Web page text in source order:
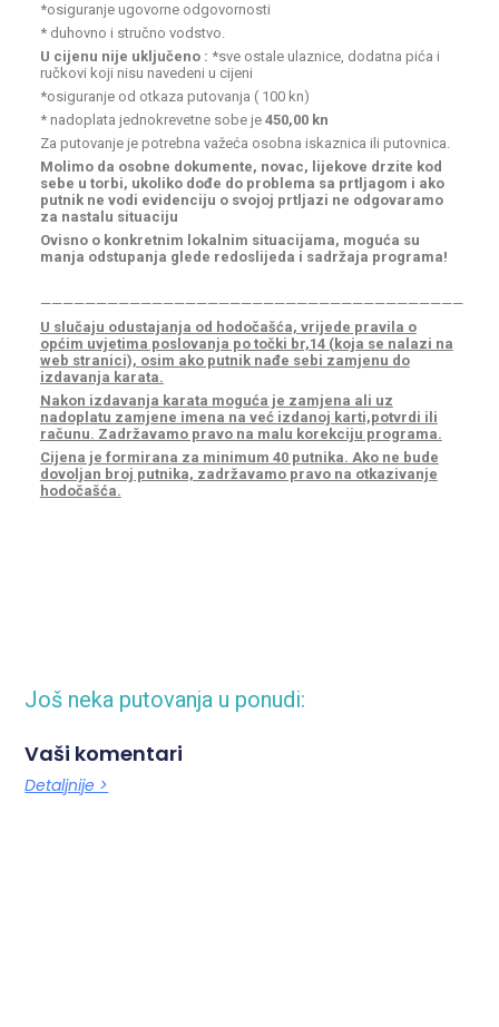
*osiguranje ugovorne odgovornosti
* duhovno i stručno vodstvo.
U cijenu nije uključeno : *sve ostale ulaznice, dodatna pića i
ručkovi koji nisu navedeni u cijeni
*osiguranje od otkaza putovanja ( 100 kn)
* nadoplata jednokrevetne sobe je 450,00 kn
Za putovanje je potrebna važeća osobna iskaznica ili putovnica.
Molimo da osobne dokumente, novac, lijekove drzite kod
sebe u torbi, ukoliko dođe do problema sa prtljagom i ako
putnik ne vodi evidenciju o svojoj prtljazi ne odgovaramo
za nastalu situaciju
Ovisno o konkretnim lokalnim situacijama, moguća su
manja odstupanja glede redoslijeda i sadržaja programa!
——————————————————————————————————————
U slučaju odustajanja od hodočašća, vrijede pravila o
općim uvjetima poslovanja po točki br,14 (koja se nalazi na
web stranici), osim ako putnik nađe sebi zamjenu do
izdavanja karata.
Nakon izdavanja karata moguća je zamjena ali uz
nadoplatu zamjene imena na već izdanoj karti,potvrdi ili
računu. Zadržavamo pravo na malu korekciju programa.
Cijena je formirana za minimum 40 putnika. Ako ne bude
dovoljan broj putnika, zadržavamo pravo na otkazivanje
hodočašća.
Još neka putovanja u ponudi:
Vaši komentari
Detaljnije >